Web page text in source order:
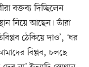
বক্তব্য দিচ্ছিলেন।
নিয়ে আছেন। তাঁরা
ঠেকিয়ে দাও’, ‘ধর
বিপ্লব, চলছে